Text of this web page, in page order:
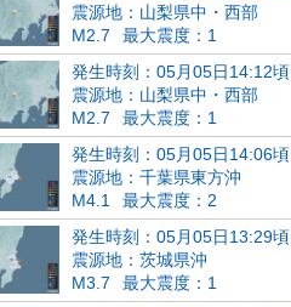
震源地：山梨県中・西部
M2.7
最大震度：1
発生時刻：05月05日14:12頃
震源地：山梨県中・西部
M2.7
最大震度：1
発生時刻：05月05日14:06頃
震源地：千葉県東方沖
M4.1
最大震度：2
発生時刻：05月05日13:29頃
震源地：茨城県沖
M3.7
最大震度：1